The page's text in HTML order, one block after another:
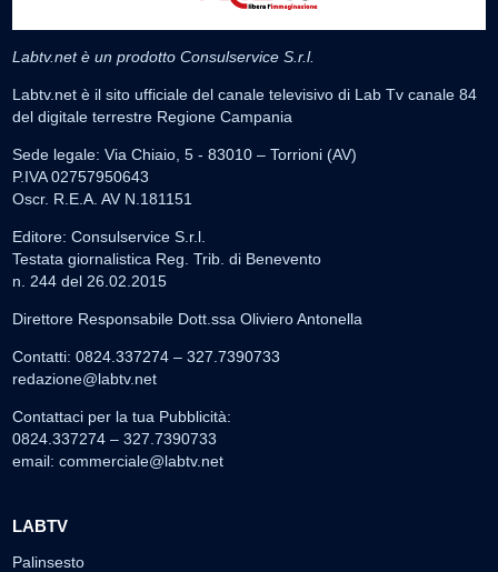
Labtv.net è un prodotto Consulservice S.r.l.
Labtv.net è il sito ufficiale del canale televisivo di Lab Tv canale 84
del digitale terrestre Regione Campania
Sede legale: Via Chiaio, 5 - 83010 – Torrioni (AV)
P.IVA 02757950643
Oscr. R.E.A. AV N.181151
Editore: Consulservice S.r.l.
Testata giornalistica Reg. Trib. di Benevento
n. 244 del 26.02.2015
Direttore Responsabile Dott.ssa Oliviero Antonella
Contatti: 0824.337274 – 327.7390733
redazione@labtv.net
Contattaci per la tua Pubblicità:
0824.337274 – 327.7390733
email: commerciale@labtv.net
LABTV
Palinsesto